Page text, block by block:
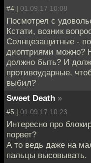
#4 | 01.09.17 10:08
Посмотрел с
Кстати, возник
Солнцезащитные -
диоптриями можно?
должно быть? И
противоударные,
выбил?
Sweet Death »
#5 | 01.09.17 10:23
Интересно про
порвет?
А то ведь даже на
пальцы высовывать.